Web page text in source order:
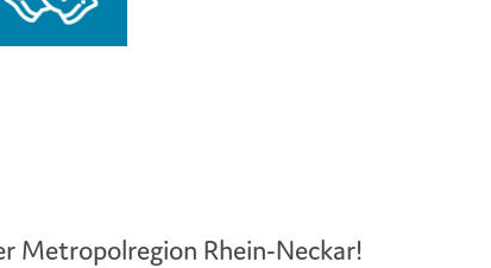
Metropolregion Rhein-Neckar!